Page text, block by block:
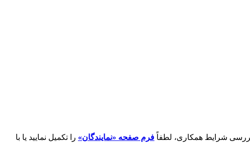
شرایط همکاری، لطفاً فرم صفحه «نمایندگان» را تکمیل نمایید یا با